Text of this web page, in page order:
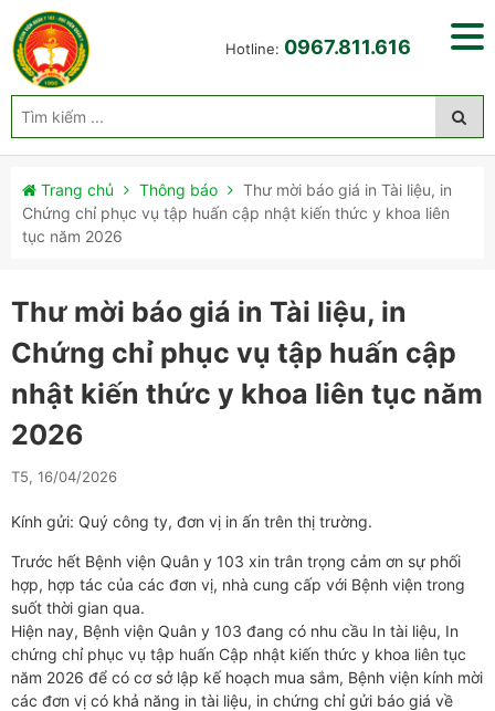
Hotline: 0967.811.616
Trang chủ Thông báo
Thư mời báo giá in Tài liệu, in
Chứng chỉ phục vụ tập huấn cập nhật kiến thức y khoa liên
tục năm 2026
Thư mời báo giá in Tài liệu, in
Chứng chỉ phục vụ tập huấn cập
nhật kiến thức y khoa liên tục năm
2026
T5, 16/04/2026
Kính gửi: Quý công ty, đơn vị in ấn trên thị trường.
Trước hết Bệnh viện Quân y 103 xin trân trọng cảm ơn sự phối
hợp, hợp tác của các đơn vị, nhà cung cấp với Bệnh viện trong
suốt thời gian qua.
Hiện nay, Bệnh viện Quân y 103 đang có nhu cầu In tài liệu, In
chứng chỉ phục vụ tập huấn Cập nhật kiến thức y khoa liên tục
năm 2026 để có cơ sở lập kế hoạch mua sắm, Bệnh viện kính mời
các đơn vị có khả năng in tài liệu, in chứng chỉ gửi báo giá về